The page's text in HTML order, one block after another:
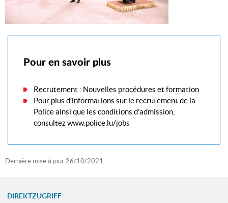
Pour en savoir plus
Recrutement : Nouvelles procédures et formation
Pour plus d’informations sur le recrutement de la
Police ainsi que les conditions d’admission,
consultez www.police.lu/jobs
Dernière mise à jour 26/10/2021
DIREKTZUGRIFF